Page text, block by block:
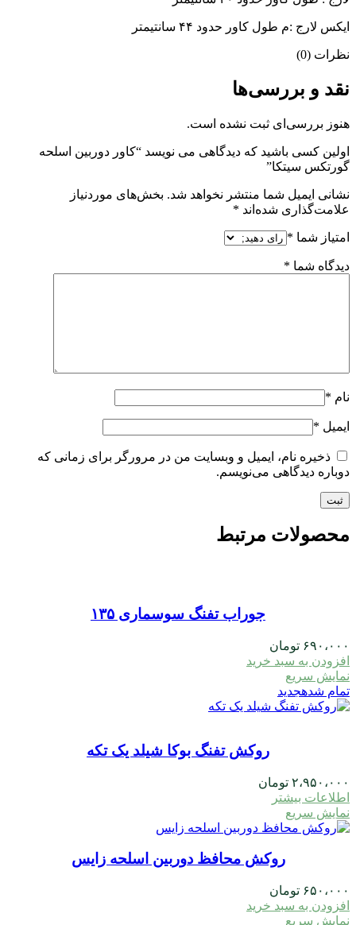
ایکس لارج :م طول کاور حدود ۴۴ سانتیمتر
نظرات (0)
نقد و بررسی‌ها
هنوز بررسی‌ای ثبت نشده است.
اولین کسی باشید که دیدگاهی می نویسد “کاور دوربین اسلحه
گورتکس سیتکا”
نشانی ایمیل شما منتشر نخواهد شد. بخش‌های موردنیاز
علامت‌گذاری شده‌اند *
امتیاز شما *
دیدگاه شما *
نام *
ایمیل *
ذخیره نام، ایمیل و وبسایت من در مرورگر برای زمانی که
دوباره دیدگاهی می‌نویسم.
محصولات مرتبط
جوراب تفنگ سوسماری ۱۳۵
۶۹۰،۰۰۰ تومان
افزودن به سبد خرید
نمایش سریع
تمام شدهجدید
روکش تفنگ بوکا شیلد یک تکه
۲،۹۵۰،۰۰۰ تومان
اطلاعات بیشتر
نمایش سریع
روکش محافظ دوربین اسلحه زایس
۶۵۰،۰۰۰ تومان
افزودن به سبد خرید
نمایش سریع